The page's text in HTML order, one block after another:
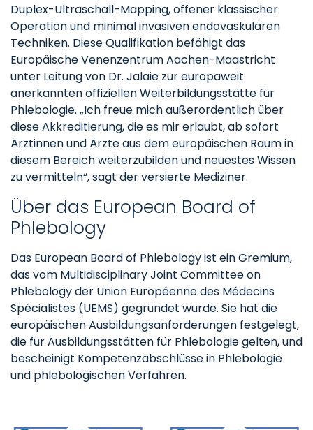
Duplex-Ultraschall-Mapping, offener klassischer
Operation und minimal invasiven endovaskulären
Techniken. Diese Qualifikation befähigt das
Europäische Venenzentrum Aachen-Maastricht
unter Leitung von Dr. Jalaie zur europaweit
anerkannten offiziellen Weiterbildungsstätte für
Phlebologie. „Ich freue mich außerordentlich über
diese Akkreditierung, die es mir erlaubt, ab sofort
Ärztinnen und Ärzte aus dem europäischen Raum in
diesem Bereich weiterzubilden und neuestes Wissen
zu vermitteln“, sagt der versierte Mediziner.
Über das European Board of
Phlebology
Das European Board of Phlebology ist ein Gremium,
das vom Multidisciplinary Joint Committee on
Phlebology der Union Européenne des Médecins
Spécialistes (UEMS) gegründet wurde. Sie hat die
europäischen Ausbildungsanforderungen festgelegt,
die für Ausbildungsstätten für Phlebologie gelten, und
bescheinigt Kompetenzabschlüsse in Phlebologie
und phlebologischen Verfahren.